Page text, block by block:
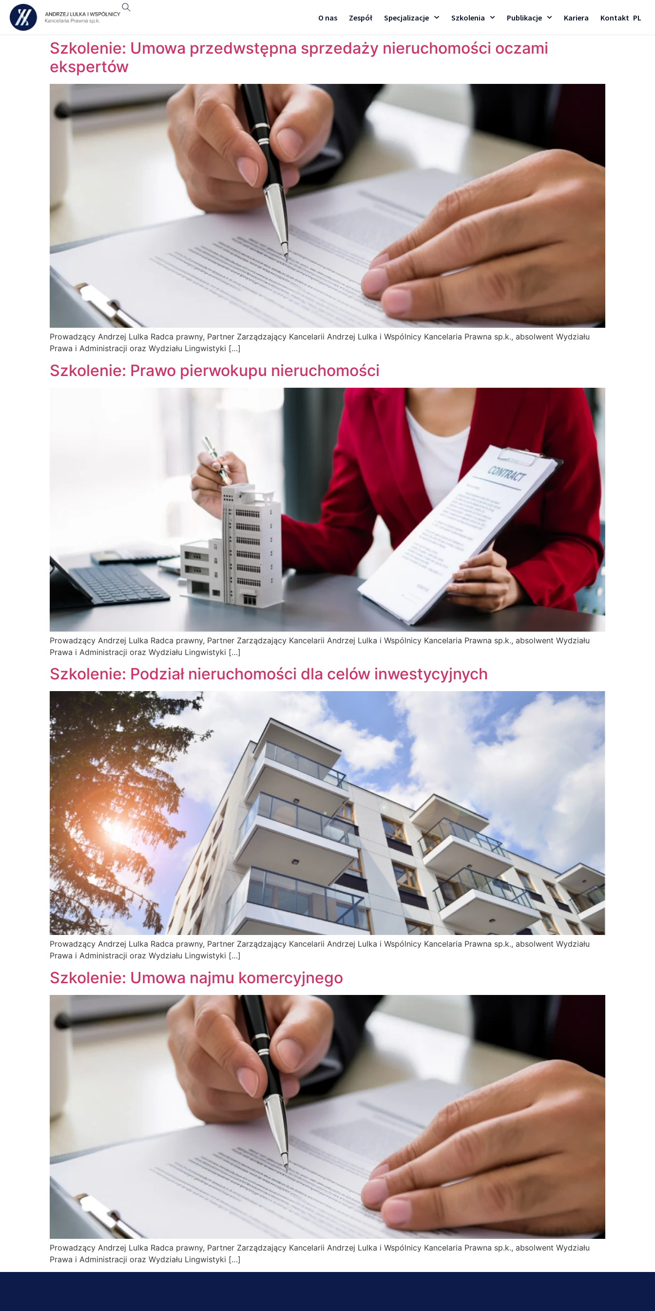
PL
O nas Zespół Specjalizacje Szkolenia Publikacje Kariera Kontakt
Szkolenie: Umowa przedwstępna sprzedaży nieruchomości oczami
ekspertów
Prowadzący Andrzej Lulka Radca prawny, Partner Zarządzający Kancelarii Andrzej Lulka i Wspólnicy Kancelaria Prawna sp.k., absolwent Wydziału
Prawa i Administracji oraz Wydziału Lingwistyki […]
Szkolenie: Prawo pierwokupu nieruchomości
Prowadzący Andrzej Lulka Radca prawny, Partner Zarządzający Kancelarii Andrzej Lulka i Wspólnicy Kancelaria Prawna sp.k., absolwent Wydziału
Prawa i Administracji oraz Wydziału Lingwistyki […]
Szkolenie: Podział nieruchomości dla celów inwestycyjnych
Prowadzący Andrzej Lulka Radca prawny, Partner Zarządzający Kancelarii Andrzej Lulka i Wspólnicy Kancelaria Prawna sp.k., absolwent Wydziału
Prawa i Administracji oraz Wydziału Lingwistyki […]
Szkolenie: Umowa najmu komercyjnego
Prowadzący Andrzej Lulka Radca prawny, Partner Zarządzający Kancelarii Andrzej Lulka i Wspólnicy Kancelaria Prawna sp.k., absolwent Wydziału
Prawa i Administracji oraz Wydziału Lingwistyki […]